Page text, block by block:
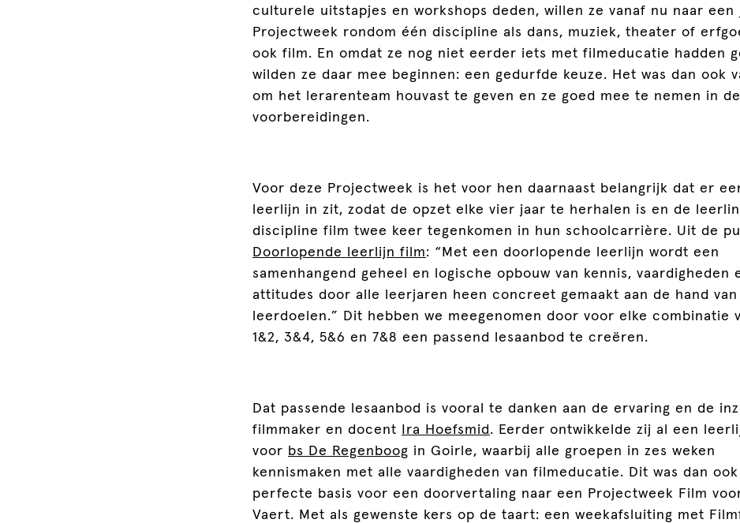
culturele uitstapjes en workshops deden, willen ze vanaf nu naar een
Projectweek rondom één discipline als dans, muziek, theater of
ook film. En omdat ze nog niet eerder iets met filmeducatie hadden
wilden ze daar mee beginnen: een gedurfde keuze. Het was dan ook
om het lerarenteam houvast te geven en ze goed mee te nemen in de
voorbereidingen.
Voor deze Projectweek is het voor hen daarnaast belangrijk dat er
leerlijn in zit, zodat de opzet elke vier jaar te herhalen is en de
discipline film twee keer tegenkomen in hun schoolcarrière. Uit de
Doorlopende leerlijn film: “Met een doorlopende leerlijn wordt een
samenhangend geheel en logische opbouw van kennis, vaardigheden
attitudes door alle leerjaren heen concreet gemaakt aan de hand van
leerdoelen.” Dit hebben we meegenomen door voor elke combinatie
1&2, 3&4, 5&6 en 7&8 een passend lesaanbod te creëren.
Dat passende lesaanbod is vooral te danken aan de ervaring en de
filmmaker en docent
Ira Hoefsmid . Eerder ontwikkelde zij al een
voor bs De Regenboog in Goirle, waarbij alle groepen in zes weken
kennismaken met alle vaardigheden van filmeducatie. Dit was dan
perfecte basis voor een doorvertaling naar een Projectweek Film
Vaert. Met als gewenste kers op de taart: een weekafsluiting met